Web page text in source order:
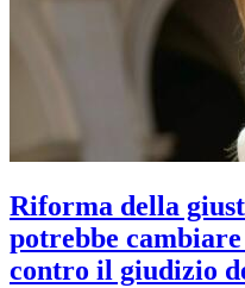
Riforma della
potrebbe
contro il giudizio